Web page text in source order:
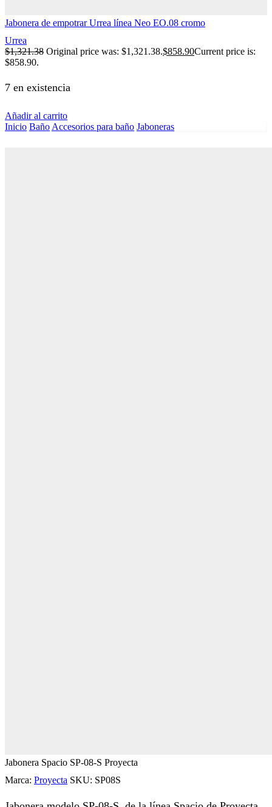
Jabonera de empotrar Urrea línea Neo EO.08 cromo
Urrea
$1,321.38 Original price was: $1,321.38.$858.90Current price is:
$858.90.
7 en existencia
Añadir al carrito
Inicio Baño Accesorios para baño Jaboneras
Jabonera Spacio SP-08-S Proyecta
Marca: Proyecta SKU: SP08S